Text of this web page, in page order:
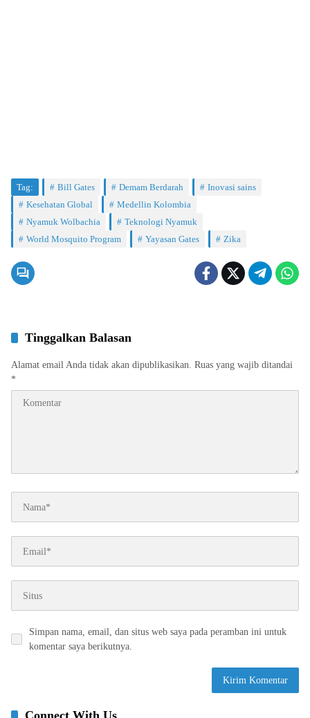
Tag: Bill Gates Demam Berdarah
Inovasi sains
Kesehatan Global
Medellin Kolombia
Nyamuk Wolbachia
Teknologi Nyamuk
World Mosquito Program
Yayasan Gates Zika
Tinggalkan Balasan
Alamat email Anda tidak akan dipublikasikan. Ruas yang wajib ditandai
*
Simpan nama, email, dan situs web saya pada peramban ini untuk
komentar saya berikutnya.